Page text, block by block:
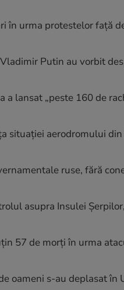
în urma protestelor față
Putin au vorbit
a lansat „peste 160 de
situației aerodromului
ruse, fără
asupra Insulei
57 de morți în urma
oameni s-au deplasat